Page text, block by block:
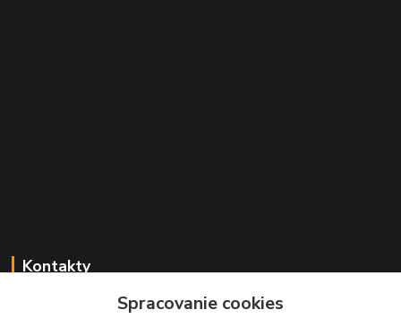
Kontakty
+421 2 529 67 411Spracovanie cookies